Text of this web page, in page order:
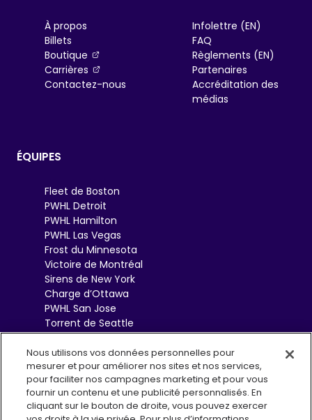
À propos
Billets
Boutique
, opens in a new tab
Carrières
, opens in a new tab
Contactez-nous
Infolettre (EN)
FAQ
Règlements (EN)
Partenaires
Accréditation des
médias
ÉQUIPES
Fleet de Boston
PWHL Detroit
PWHL Hamilton
PWHL Las Vegas
Frost du Minnesota
Victoire de Montréal
Sirens de New York
Charge d’Ottawa
PWHL San Jose
Torrent de Seattle
Sceptres de Toronto
Goldeneyes de
Vancouver
Nous utilisons vos données personnelles pour
mesurer et pour améliorer nos sites et nos services,
pour faciliter nos campagnes marketing et pour vous
fournir un contenu et une publicité personnalisés. En
cliquant sur le bouton de droite, vous pouvez exercer